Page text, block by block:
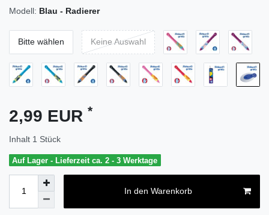
Modell: Blau - Radierer
Bitte wählen Keine Auswahl
2,99 EUR *
Inhalt 1 Stück
Auf Lager - Lieferzeit ca. 2 - 3 Werktage
In den Warenkorb